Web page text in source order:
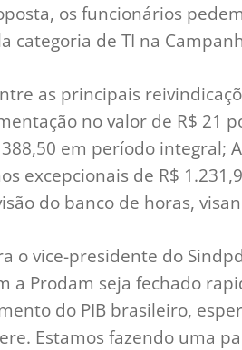
os funcionários
categoria de TI na
as principais
no valor de R$ 21
388,50 em período integral;
excepcionais de R$
do banco de horas,
o vice-presidente do
a Prodam seja fechado
do PIB brasileiro,
Estamos fazendo uma